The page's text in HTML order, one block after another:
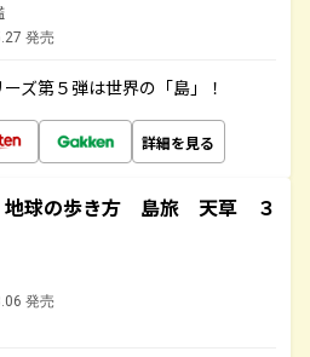
発売
ズ第５弾は世界の「島」！
詳細を見る
球の歩き方 島旅 天草 ３
発売